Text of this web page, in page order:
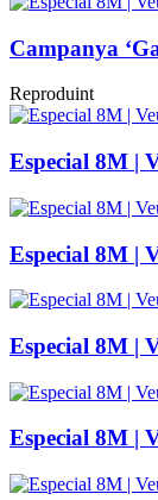
Campanya
Reproduint
Especial 8M |
Especial 8M |
Especial 8M |
Especial 8M |